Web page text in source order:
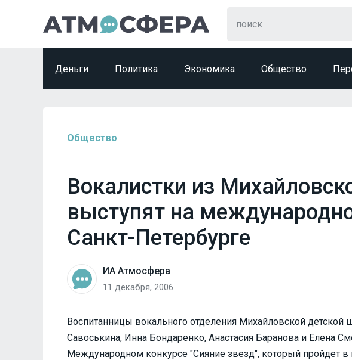
Деньги Политика Экономика Общество
Общество
Вокалистки из
выступят на
Санкт-Петербурге
ИА Атмосфера
11 декабря, 2006
Воспитанницы вокального отделения Михайловской детской
Савоськина, Инна Бондаренко, Анастасия Баранова и Елена
Международном конкурсе "Сияние звезд", который пройдет в